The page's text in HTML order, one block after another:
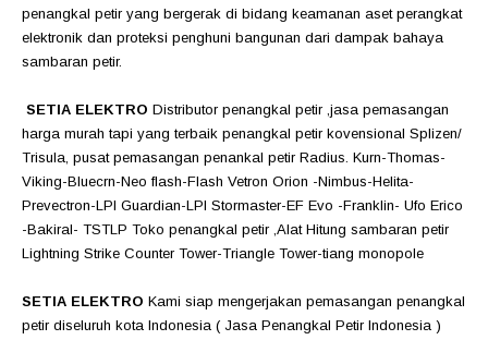
penangkal petir yang bergerak di bidang keamanan aset perangkat
elektronik dan proteksi penghuni bangunan dari dampak bahaya
sambaran petir.
SETIA ELEKTRO Distributor penangkal petir ,jasa pemasangan
harga murah tapi yang terbaik penangkal petir kovensional Splizen/
Trisula, pusat pemasangan penankal petir Radius. Kurn-Thomas-
Viking-Bluecrn-Neo flash-Flash Vetron Orion -Nimbus-Helita-
Prevectron-LPI Guardian-LPI Stormaster-EF Evo -Franklin- Ufo Erico
-Bakiral- TSTLP Toko penangkal petir ,Alat Hitung sambaran petir
Lightning Strike Counter Tower-Triangle Tower-tiang monopole
SETIA ELEKTRO Kami siap mengerjakan pemasangan penangkal
petir diseluruh kota Indonesia ( Jasa Penangkal Petir Indonesia )